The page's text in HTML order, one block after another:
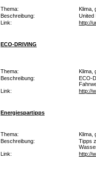
Thema:
Klima,
Beschreibung:
United
Link:
http://
ECO-DRIVING
Thema:
Klima,
Beschreibung:
ECO-
Link:
http://
Energiespartipps
Thema:
Klima,
Beschreibung:
Tipps
Link:
http://